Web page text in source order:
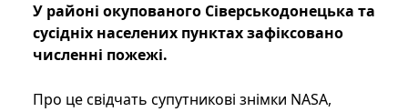
У районі окупованого Сіверськодонецька та
сусідніх населених пунктах зафіксовано
численні пожежі.
Про це свідчать супутникові знімки NASA,